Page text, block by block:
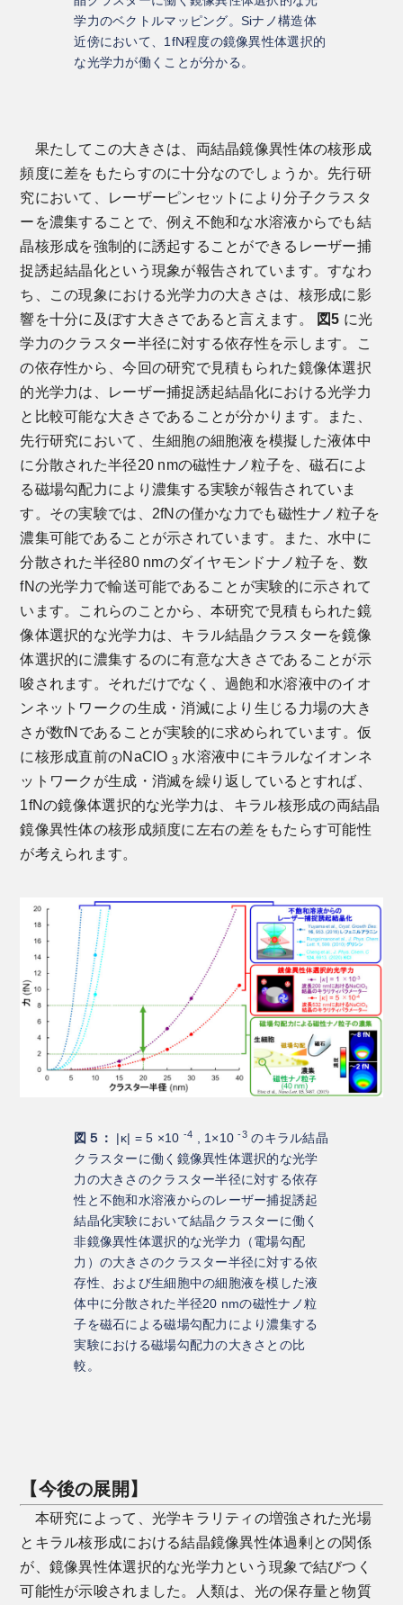
学力のベクトルマッピング。Siナノ構造体
近傍において、1fN程度の鏡像異性体選択的
な光学力が働くことが分かる。
果たしてこの大きさは、両結晶鏡像異性体の核形成
頻度に差をもたらすのに十分なのでしょうか。先行研
究において、レーザーピンセットにより分子クラスタ
ーを濃集することで、例え不飽和な水溶液からでも結
晶核形成を強制的に誘起することができるレーザー捕
捉誘起結晶化という現象が報告されています。すなわ
ち、この現象における光学力の大きさは、核形成に影
響を十分に及ぼす大きさであると言えます。
図5 に光
学力のクラスター半径に対する依存性を示します。こ
の依存性から、今回の研究で見積もられた鏡像体選択
的光学力は、レーザー捕捉誘起結晶化における光学力
と比較可能な大きさであることが分かります。また、
先行研究において、生細胞の細胞液を模擬した液体中
に分散された半径20 nmの磁性ナノ粒子を、磁石によ
る磁場勾配力により濃集する実験が報告されていま
す。その実験では、2fNの僅かな力でも磁性ナノ粒子を
濃集可能であることが示されています。また、水中に
分散された半径80 nmのダイヤモンドナノ粒子を、数
fNの光学力で輸送可能であることが実験的に示されて
います。これらのことから、本研究で見積もられた鏡
像体選択的な光学力は、キラル結晶クラスターを鏡像
体選択的に濃集するのに有意な大きさであることが示
唆されます。それだけでなく、過飽和水溶液中のイオ
ンネットワークの生成・消滅により生じる力場の大き
さが数fNであることが実験的に求められています。仮
に核形成直前のNaClO 3 水溶液中にキラルなイオンネ
ットワークが生成・消滅を繰り返しているとすれば、
1fNの鏡像体選択的な光学力は、キラル核形成の両結晶
鏡像異性体の核形成頻度に左右の差をもたらす可能性
が考えられます。
図５： |κ| = 5 ×10 -4 , 1×10-3のキラル結晶
クラスターに働く鏡像異性体選択的な光学
力の大きさのクラスター半径に対する依存
性と不飽和水溶液からのレーザー捕捉誘起
結晶化実験において結晶クラスターに働く
非鏡像異性体選択的な光学力（電場勾配
力）の大きさのクラスター半径に対する依
存性、および生細胞中の細胞液を模した液
体中に分散された半径20 nmの磁性ナノ粒
子を磁石による磁場勾配力により濃集する
実験における磁場勾配力の大きさとの比
較。
【今後の展開】
本研究によって、光学キラリティの増強された光場
とキラル核形成における結晶鏡像異性体過剰との関係
が、鏡像異性体選択的な光学力という現象で結びつく
可能性が示唆されました。人類は、光の保存量と物質